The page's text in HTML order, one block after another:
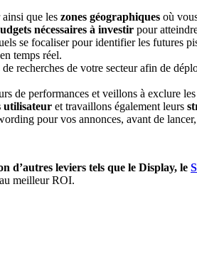
ainsi que les zones géographiques où
nécessaires à investir pour
se focaliser pour identifier les futures
temps réel.
recherches de votre secteur afin de
de performances et veillons à exclure
utilisateur et travaillons également leurs
pour vos annonces, avant de
d’autres leviers tels que le Display, le
meilleur ROI.